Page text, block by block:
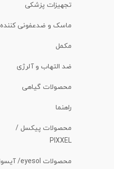
تجهیزات پزشکی
ماسک و ضدعفونی کننده
مکمل
ضد التهاب و آلرژی
محصولات گیاهی
راهنما
محصولات پیکسل /
PIXXEL
محصولات eyesol/ آیسول